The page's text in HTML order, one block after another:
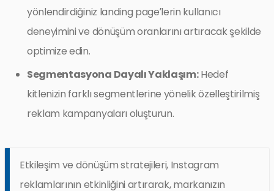
yönlendirdiğiniz landing page’lerin kullanıcı
deneyimini ve dönüşüm oranlarını artıracak şekilde
optimize edin.
Segmentasyona Dayalı Yaklaşım:Hedef
kitlenizin farklı segmentlerine yönelik özelleştirilmiş
reklam kampanyaları oluşturun.
Etkileşim ve dönüşüm stratejileri, Instagram
reklamlarının etkinliğini artırarak, markanızın